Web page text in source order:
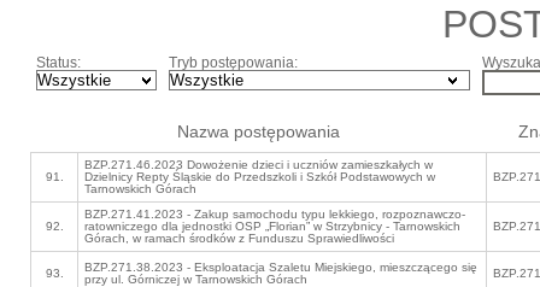
Status: Tryb postępowania:
Nazwa postępowania
91.
BZP.271.46.2023 Dowożenie dzieci i uczniów zamieszkałych w
Dzielnicy Repty Śląskie do Przedszkoli i Szkół Podstawowych w
Tarnowskich Górach
92.
BZP.271.41.2023 - Zakup samochodu typu lekkiego, rozpoznawczo-
ratowniczego dla jednostki OSP „Florian” w Strzybnicy - Tarnowskich
Górach, w ramach środków z Funduszu Sprawiedliwości
93.
BZP.271.38.2023 - Eksploatacja Szaletu Miejskiego, mieszczącego się
przy ul. Górniczej w Tarnowskich Górach